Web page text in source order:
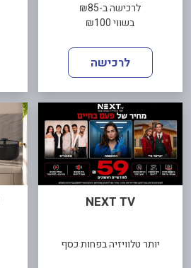
לרכישה ב-₪85
בשווי ₪100
לרכישה
NEXT TV
יותר טלוויזיה בפחות כסף